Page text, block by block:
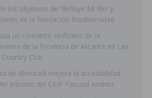
los objetivos de ‘Refluye Mi Río’ y
de la Fundación Biodiversidad
un concierto sinfónico de la
de la Provincia de Alicante en Las
Club
de Almoradí mejora la accesibilidad
entorno del CEIP Pascual Andreu